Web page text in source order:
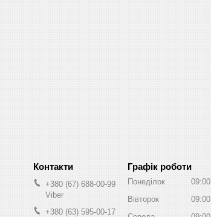
+380 (67) 688-00-99
Viber
+380 (63) 595-00-17
Графік роботи
Понеділок 09:00
Вівторок
09:00